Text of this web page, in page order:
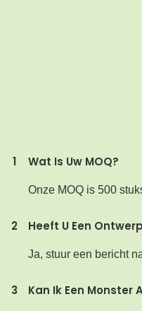
1 Wat Is Uw MOQ?
Onze MOQ is 500
2 Heeft U Een
Ja, stuur een bericht
3 Kan Ik Een Monster